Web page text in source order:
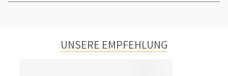
UNSERE EMPFEHLUNG